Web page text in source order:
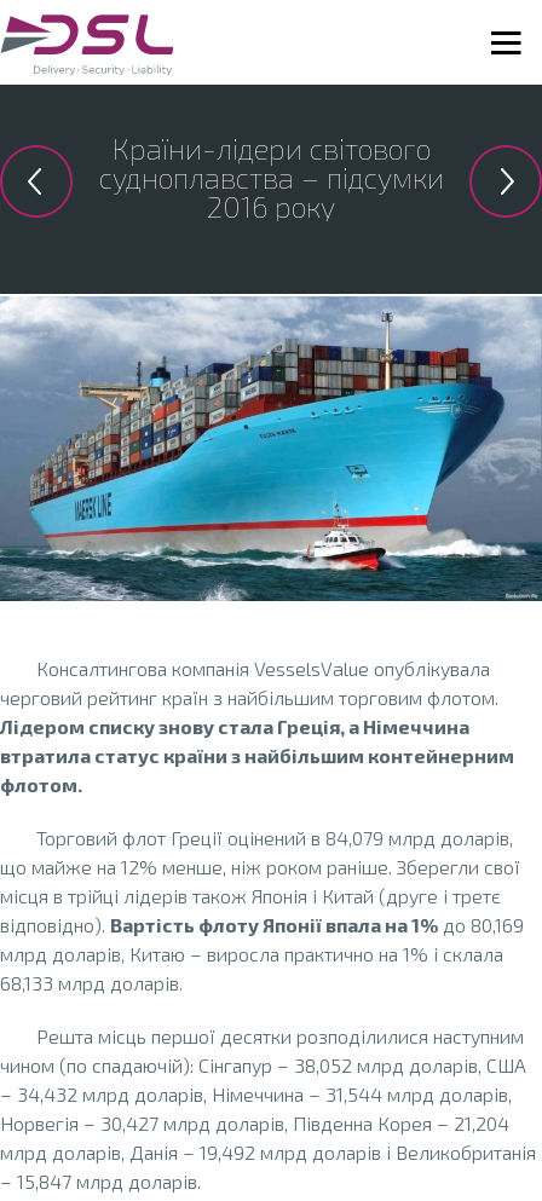
Країни-лідери світового
судноплавства – підсумки
2016 року
Консалтингова компанія VesselsValue опублікувала
черговий рейтинг країн з найбільшим торговим флотом.
Лідером списку знову стала Греція, а Німеччина
втратила статус країни з найбільшим контейнерним
флотом.
Торговий флот Греції оцінений в 84,079 млрд доларів,
що майже на 12% менше, ніж роком раніше. Зберегли свої
місця в трійці лідерів також Японія і Китай (друге і третє
відповідно). Вартість флоту Японії впала на 1% до 80,169
млрд доларів, Китаю – виросла практично на 1% і склала
68,133 млрд доларів.
Решта місць першої десятки розподілилися наступним
чином (по спадаючій): Сінгапур – 38,052 млрд доларів, США
– 34,432 млрд доларів, Німеччина – 31,544 млрд доларів,
Норвегія – 30,427 млрд доларів, Південна Корея – 21,204
млрд доларів, Данія – 19,492 млрд доларів і Великобританія
– 15,847 млрд доларів.